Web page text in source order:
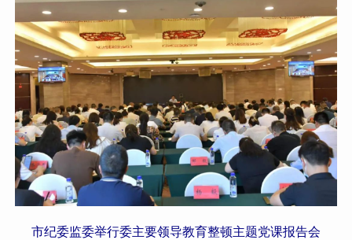
市纪委监委举行委主要领导教育整顿主题党课报告会